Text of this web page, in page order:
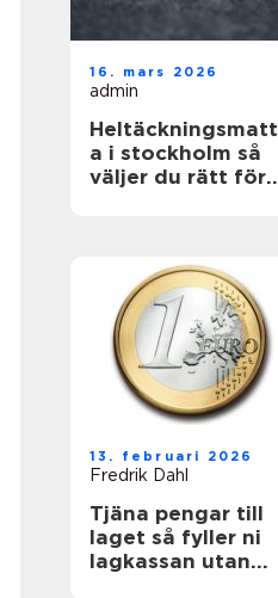
16. mars 2026
admin
Heltäckningsmatt
a i stockholm så
väljer du rätt för
13. februari 2026
Fredrik Dahl
Tjäna pengar till
laget så fyller ni
lagkassan utan